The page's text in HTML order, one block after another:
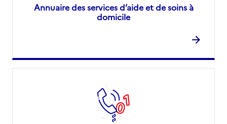
Annuaire des services d’aide et de soins à
domicile